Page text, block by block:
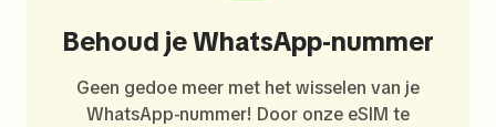
Behoud je WhatsApp-nummer
Geen gedoe meer met het wisselen van je
WhatsApp-nummer! Door onze eSIM te